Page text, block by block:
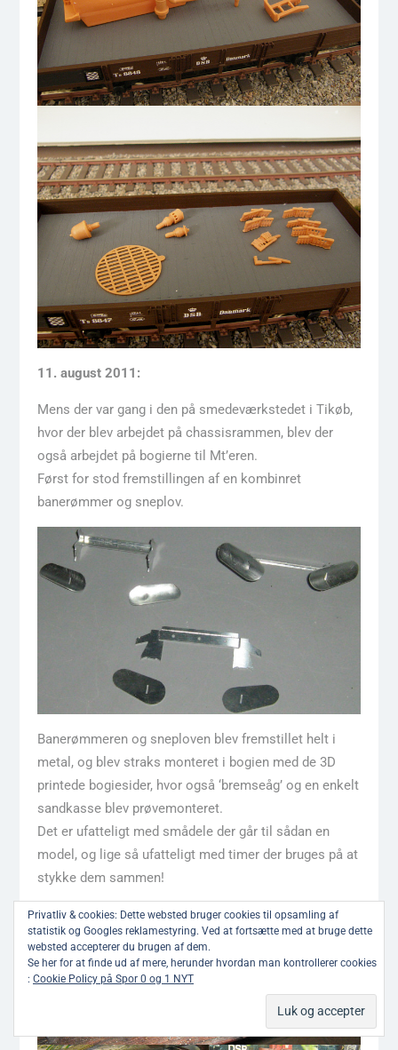
11. august 2011:
Mens der var gang i den på smedeværkstedet i Tikøb,
hvor der blev arbejdet på chassisrammen, blev der
også arbejdet på bogierne til Mt’eren.
Først for stod fremstillingen af en kombinret
banerømmer og sneplov.
Banerømmeren og sneploven blev fremstillet helt i
metal, og blev straks monteret i bogien med de 3D
printede bogiesider, hvor også ‘bremseåg’ og en enkelt
sandkasse blev prøvemonteret.
Det er ufatteligt med smådele der går til sådan en
model, og lige så ufatteligt med timer der bruges på at
stykke dem sammen!
Privatliv & cookies: Dette websted bruger cookies til opsamling af
statistik og Googles reklamestyring. Ved at fortsætte med at bruge dette
websted accepterer du brugen af ​​dem.
Se her for at finde ud af mere, herunder hvordan man kontrollerer cookies
: Cookie Policy på Spor 0 og 1 NYT